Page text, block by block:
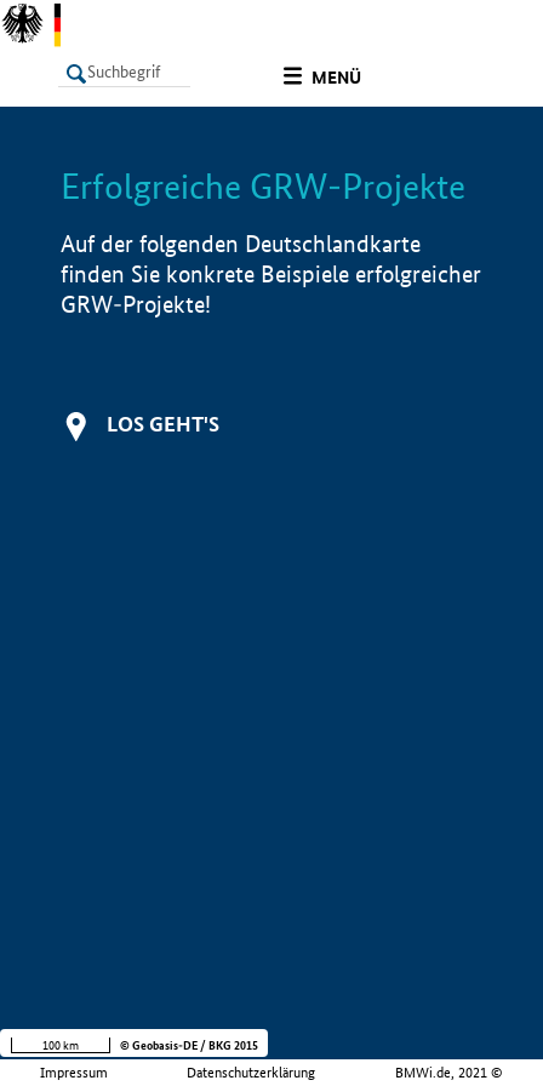
MENÜ
LISTE Info
Erfolgreiche GRW-Projekte
Auf der folgenden Deutschlandkarte
finden Sie konkrete Beispiele erfolgreicher
GRW-Projekte!
LOS GEHT'S
Impressum Datenschutzerklärung BMWi.de, 2021 ©
100 km © Geobasis-DE / BKG 2015